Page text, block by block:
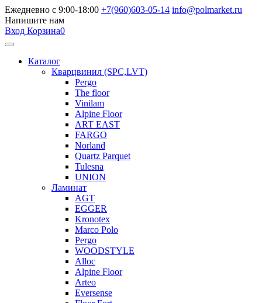
Ежедневно с 9:00-18:00 +7(960)603-05-14 info@polmarket.ru
Напишите нам
Вход Корзина0
Каталог
Кварцвинил (SPC,LVT)
Pergo
The floor
Vinilam
Alpine Floor
ART EAST
FARGO
Norland
Quartz Parquet
Tulesna
UNION
Ламинат
AGT
EGGER
Kronotex
Marco Polo
Pergo
WOODSTYLE
Alloc
Alpine Floor
Arteo
Eversense